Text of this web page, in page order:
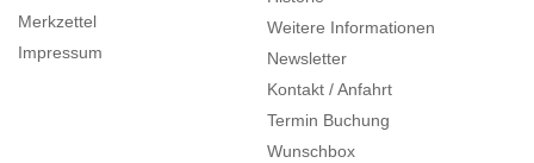
Merkzettel
Impressum
Weitere Informationen
Newsletter
Kontakt / Anfahrt
Termin Buchung
Wunschbox